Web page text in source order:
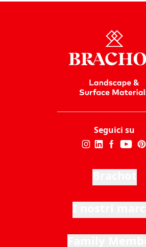
Seguici su